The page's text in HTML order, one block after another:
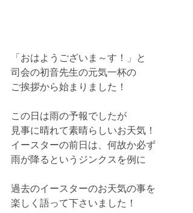
「おはようございま～す！」と
司会の初音先生の元気一杯の
ご挨拶から始まりました！
この日は雨の予報でしたが
見事に晴れて素晴らしいお天気！
イースターの前日は、何故か必ず
雨が降るというジンクスを例に
過去のイースターのお天気の事を
楽しく語って下さいました！